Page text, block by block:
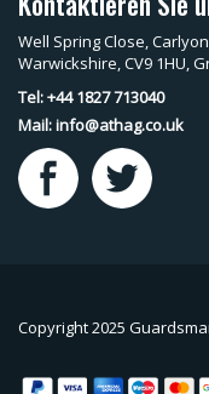
Well Spring Close,
Warwickshire, CV9 1HU,
Tel: +44 1827 713040
Mail:info@athag.co.uk
Copyright 2025